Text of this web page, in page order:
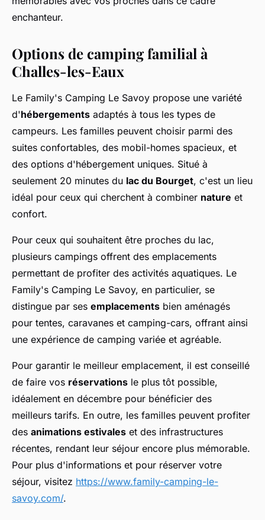
enchanteur.
Options de camping familial à
Challes-les-Eaux
Le Family's Camping Le Savoy propose une variété
d'hébergements adaptés à tous les types de
campeurs. Les familles peuvent choisir parmi des
suites confortables, des mobil-homes spacieux, et
des options d'hébergement uniques. Situé à
seulement 20 minutes du lac du Bourget, c'est un lieu
idéal pour ceux qui cherchent à combiner nature et
confort.
Pour ceux qui souhaitent être proches du lac,
plusieurs campings offrent des emplacements
permettant de profiter des activités aquatiques. Le
Family's Camping Le Savoy, en particulier, se
distingue par ses emplacements bien aménagés
pour tentes, caravanes et camping-cars, offrant ainsi
une expérience de camping variée et agréable.
Pour garantir le meilleur emplacement, il est conseillé
de faire vos réservations le plus tôt possible,
idéalement en décembre pour bénéficier des
meilleurs tarifs. En outre, les familles peuvent profiter
des animations estivales et des infrastructures
récentes, rendant leur séjour encore plus mémorable.
Pour plus d'informations et pour réserver votre
séjour, visitez https://www.family-camping-le-
savoy.com/.